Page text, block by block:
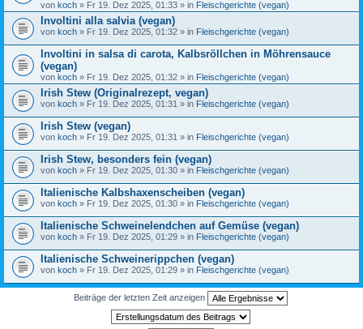
von koch » Fr 19. Dez 2025, 01:33 » in Fleischgerichte (vegan)
Involtini alla salvia (vegan)
von koch » Fr 19. Dez 2025, 01:32 » in Fleischgerichte (vegan)
Involtini in salsa di carota, Kalbsröllchen in Möhrensauce
(vegan)
von koch » Fr 19. Dez 2025, 01:32 » in Fleischgerichte (vegan)
Irish Stew (Originalrezept, vegan)
von koch » Fr 19. Dez 2025, 01:31 » in Fleischgerichte (vegan)
Irish Stew (vegan)
von koch » Fr 19. Dez 2025, 01:31 » in Fleischgerichte (vegan)
Irish Stew, besonders fein (vegan)
von koch » Fr 19. Dez 2025, 01:30 » in Fleischgerichte (vegan)
Italienische Kalbshaxenscheiben (vegan)
von koch » Fr 19. Dez 2025, 01:30 » in Fleischgerichte (vegan)
Italienische Schweinelendchen auf Gemüse (vegan)
von koch » Fr 19. Dez 2025, 01:29 » in Fleischgerichte (vegan)
Italienische Schweinerippchen (vegan)
von koch » Fr 19. Dez 2025, 01:29 » in Fleischgerichte (vegan)
Beiträge der letzten Zeit anzeigen